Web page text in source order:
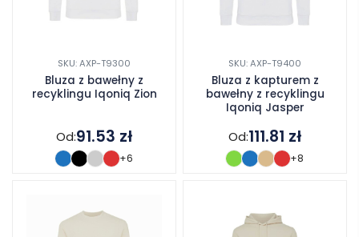
SKU: AXP-T9300
Bluza z bawełny z
recyklingu Iqoniq Zion
Od:91.53 zł
+6
SKU: AXP-T9400
Bluza z kapturem z
bawełny z recyklingu
Iqoniq Jasper
Od:111.81 zł
+8